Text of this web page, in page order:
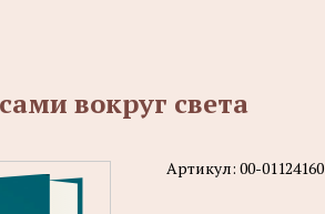
вокруг света
Артикул: 00-01124160